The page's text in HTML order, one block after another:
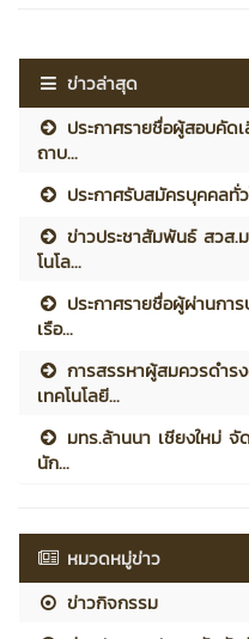
ข่าวล่าสุด
ประกาศรายชื่อผู้สอบคัด
ถาบ...
ประกาศรับสมัครบุคคลทั่
ข่าวประชาสัมพันธ์ สวส.
โนโล...
ประกาศรายชื่อผู้ผ่านกา
เรือ...
การสรรหาผู้สมควรดำร
เทคโนโลยี...
มทร.ล้านนา เชียงใหม่
นัก...
หมวดหมู่ข่าว
ข่าวกิจกรรม